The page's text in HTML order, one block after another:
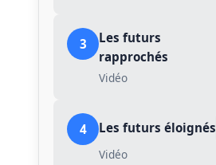
3
Les futurs
rapprochés
Vidéo
4 Les futurs éloignés
Vidéo